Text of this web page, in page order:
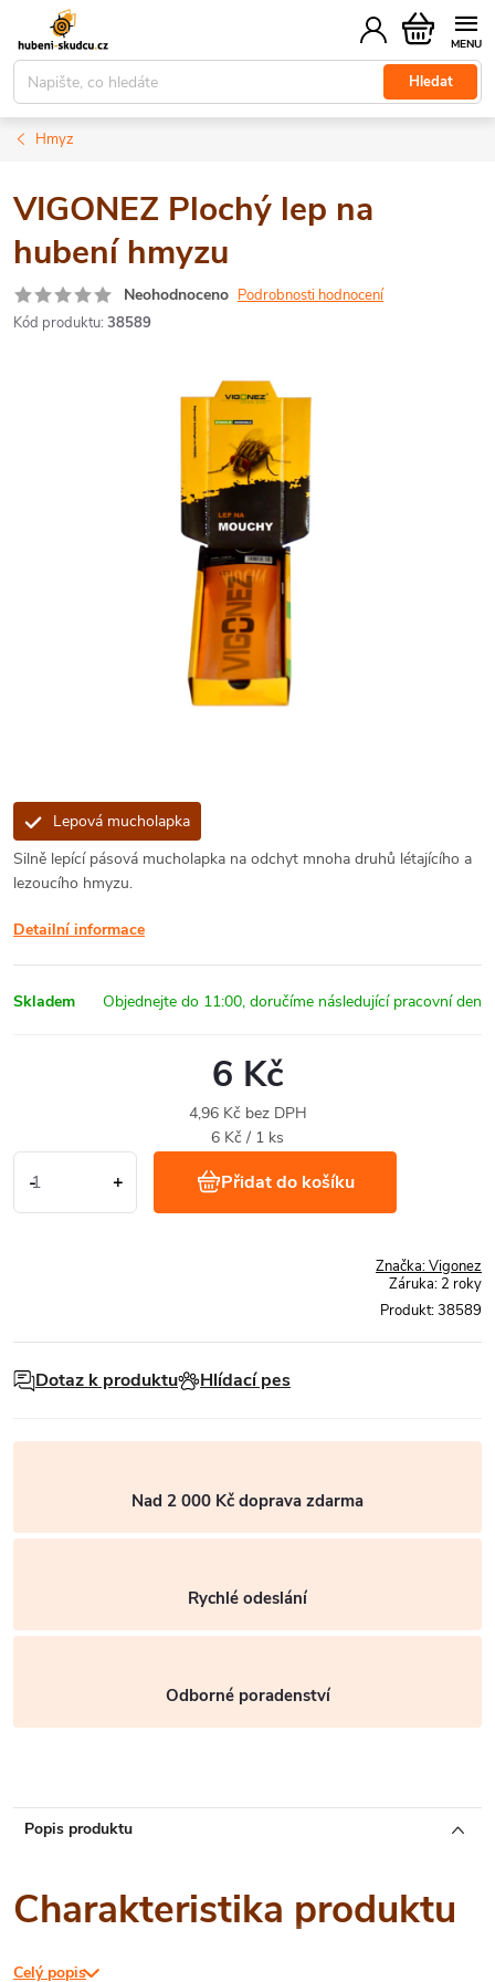
obsah
Hledat
Nákupní
košík
Hmyz
VIGONEZ Plochý lep na
hubení hmyzu
Neohodnoceno Podrobnosti hodnocení
Kód produktu: 38589
Lepová mucholapka
Silně lepící pásová mucholapka na odchyt mnoha druhů létajícího a
lezoucího hmyzu.
Detailní informace
Skladem
6 Kč
4,96 Kč bez DPH
Měrná
6 Kč / 1 ks
Přidat do košíku
Značka:Vigonez
Záruka: 2 roky
Produkt:38589
Dotaz k produktu Hlídací pes
Nad 2 000 Kč doprava zdarma
Rychlé odeslání
Odborné poradenství
Popis produktu
Charakteristika produktu
Celý popis